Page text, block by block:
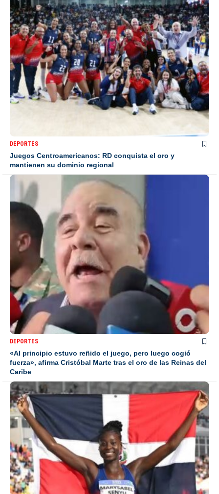
DEPORTES
Juegos Centroamericanos: RD conquista el oro y
mantienen su dominio regional
DEPORTES
«Al principio estuvo reñido el juego, pero luego cogió
fuerza», afirma Cristóbal Marte tras el oro de las Reinas del
Caribe